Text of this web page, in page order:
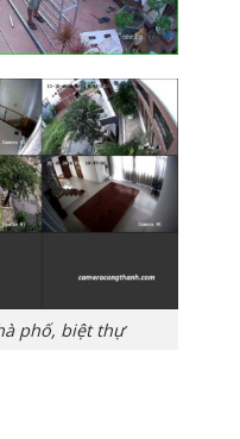
phố, biệt thự